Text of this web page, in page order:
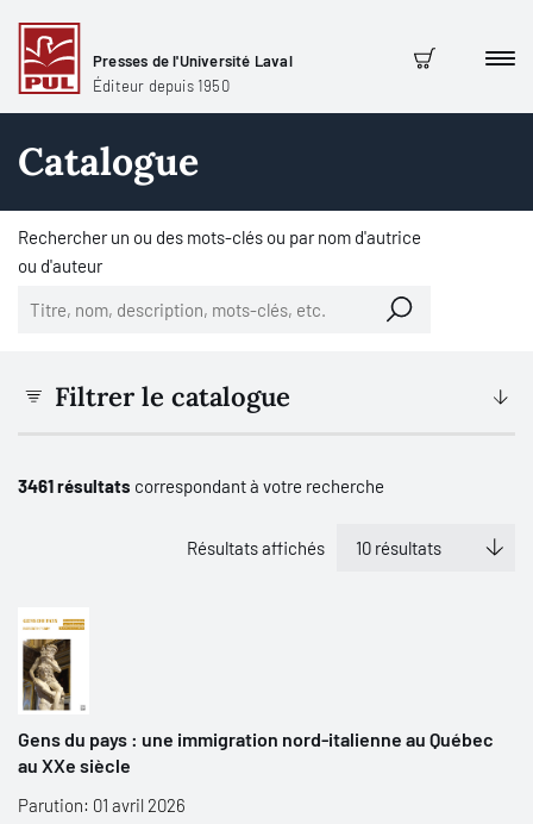
Presses de l'Université Laval
Éditeur depuis 1950
Panier
Catalogue
Rechercher un ou des mots-clés ou par nom d'autrice
ou d'auteur
Filtrer le catalogue
3461 résultats correspondant à votre recherche
Résultats affichés
Gens du pays : une immigration nord-italienne au Québec
au XXe siècle
Parution: 01 avril 2026